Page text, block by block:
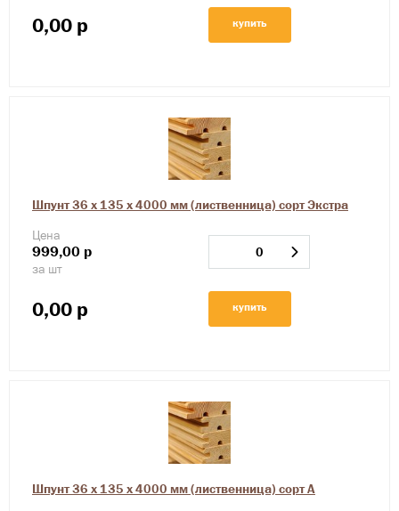
0,00 р купить
Шпунт 36 х 135 х 4000 мм (лиственница) сорт Экстра
Цена
999,00 р
за шт
0,00 р купить
Шпунт 36 х 135 х 4000 мм (лиственница) сорт А